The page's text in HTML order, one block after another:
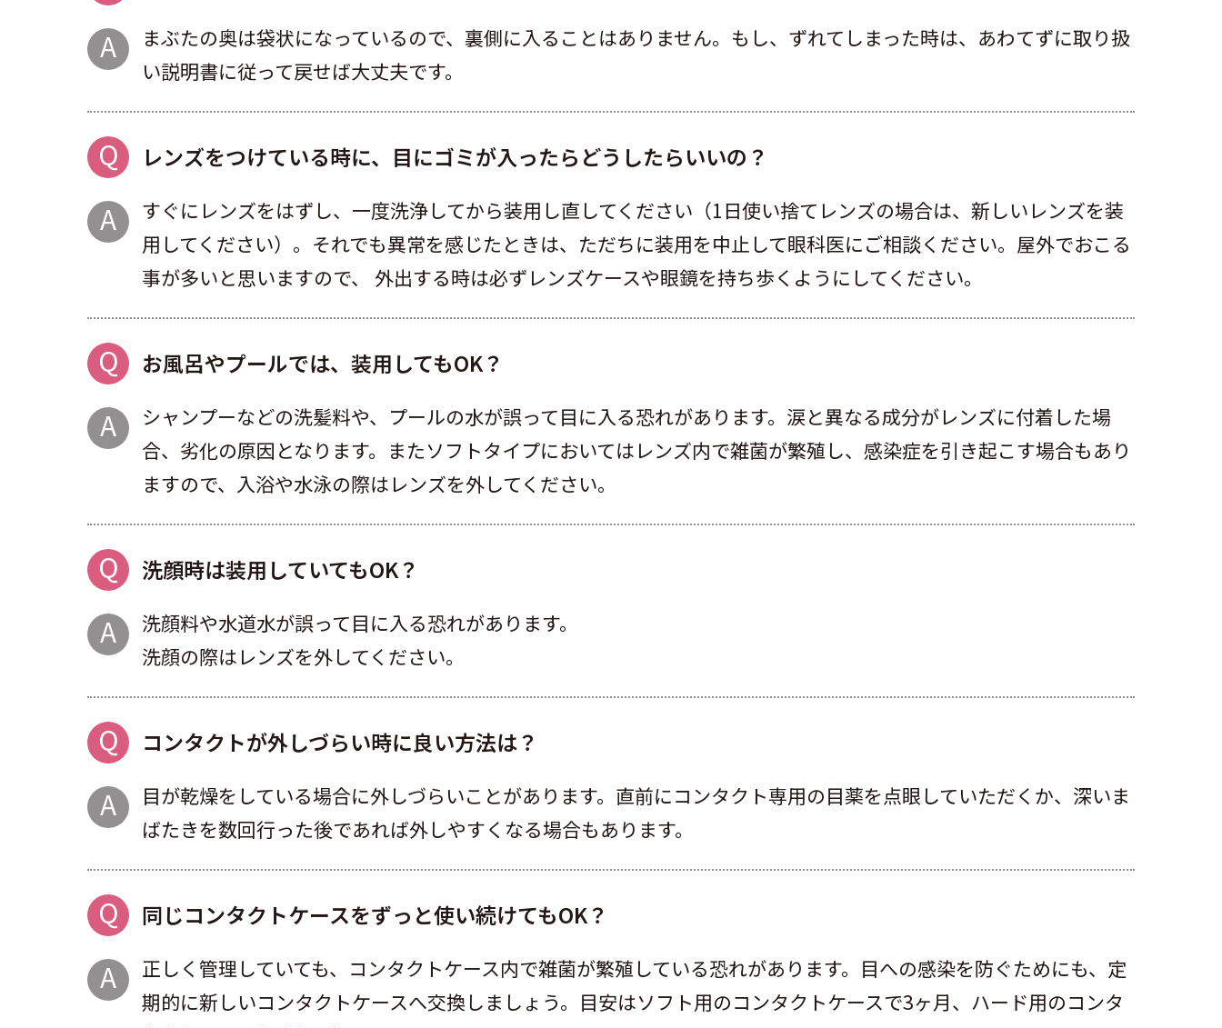
まぶたの奥は袋状になっているので、裏側に入ることはありません。もし、ずれてしまった時は、あわてずに取り扱
い説明書に従って戻せば大丈夫です。
レンズをつけている時に、目にゴミが入ったらどうしたらいいの？
すぐにレンズをはずし、一度洗浄してから装用し直してください（1日使い捨てレンズの場合は、新しいレンズを装
用してください）。それでも異常を感じたときは、ただちに装用を中止して眼科医にご相談ください。屋外でおこる
事が多いと思いますので、 外出する時は必ずレンズケースや眼鏡を持ち歩くようにしてください。
お風呂やプールでは、装用してもOK？
シャンプーなどの洗髪料や、プールの水が誤って目に入る恐れがあります。涙と異なる成分がレンズに付着した場
合、劣化の原因となります。またソフトタイプにおいてはレンズ内で雑菌が繁殖し、感染症を引き起こす場合もあり
ますので、入浴や水泳の際はレンズを外してください。
洗顔時は装用していてもOK？
洗顔料や水道水が誤って目に入る恐れがあります。
洗顔の際はレンズを外してください。
コンタクトが外しづらい時に良い方法は？
目が乾燥をしている場合に外しづらいことがあります。直前にコンタクト専用の目薬を点眼していただくか、深いま
ばたきを数回行った後であれば外しやすくなる場合もあります。
同じコンタクトケースをずっと使い続けてもOK？
正しく管理していても、コンタクトケース内で雑菌が繁殖している恐れがあります。目への感染を防ぐためにも、定
期的に新しいコンタクトケースへ交換しましょう。目安はソフト用のコンタクトケースで3ヶ月、ハード用のコンタ